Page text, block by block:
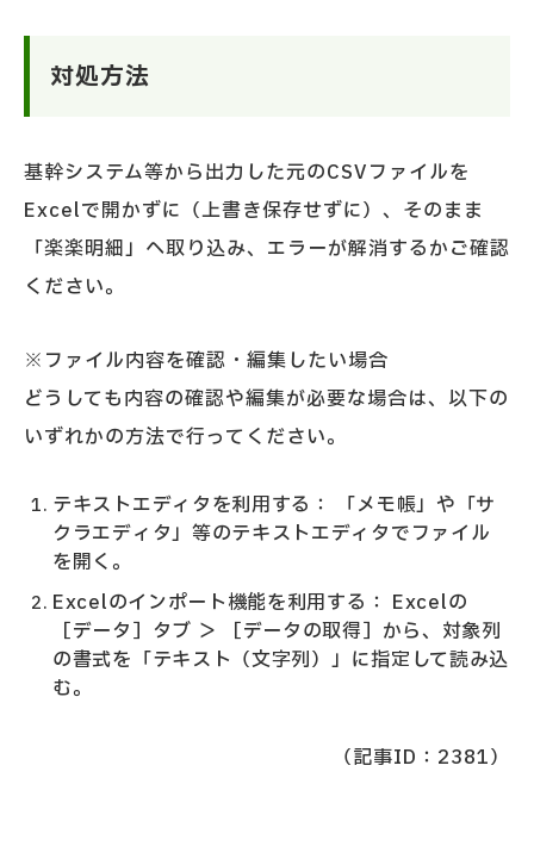
対処方法
基幹システム等から出力した元のCSVファイルを
Excelで開かずに（上書き保存せずに）、そのまま
「楽楽明細」へ取り込み、エラーが解消するかご確認
ください。
※ファイル内容を確認・編集したい場合
どうしても内容の確認や編集が必要な場合は、以下の
いずれかの方法で行ってください。
テキストエディタを利用する： 「メモ帳」や「サ
クラエディタ」等のテキストエディタでファイル
を開く。
Excelのインポート機能を利用する： Excelの
［データ］タブ ＞ ［データの取得］から、対象列
の書式を「テキスト（文字列）」に指定して読み込
む。
（記事ID：2381）